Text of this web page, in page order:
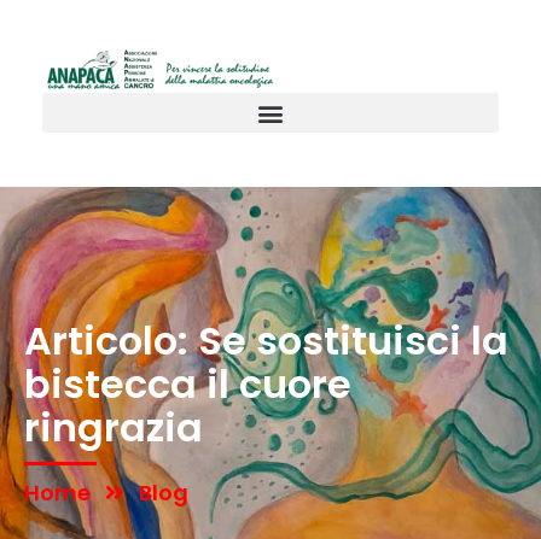
Articolo: Se sostituisci la
bistecca il cuore
ringrazia
Home Blog